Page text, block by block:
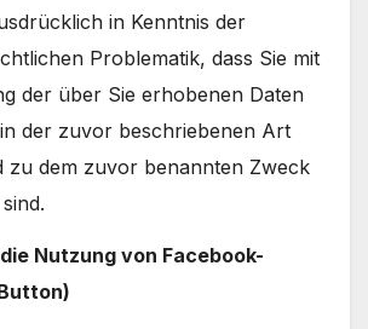
in Kenntnis der
Problematik, dass Sie mit
der über Sie erhobenen Daten
der zuvor beschriebenen Art
zu dem zuvor benannten Zweck
Nutzung von Facebook-